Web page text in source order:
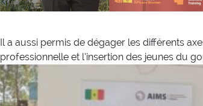
Il a aussi permis de dégager les différents
professionnelle et l’insertion des jeunes du